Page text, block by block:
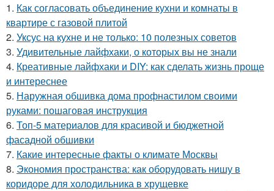
1. Как согласовать объединение кухни и комнаты в
квартире с газовой плитой
2. Уксус на кухне и не только: 10 полезных советов
3. Удивительные лайфхаки, о которых вы не знали
4. Креативные лайфхаки и DIY: как сделать жизнь проще
и интереснее
5. Наружная обшивка дома профнастилом своими
руками: пошаговая инструкция
6. Топ-5 материалов для красивой и бюджетной
фасадной обшивки
7. Какие интересные факты о климате Москвы
8. Экономия пространства: как оборудовать нишу в
коридоре для холодильника в хрущевке